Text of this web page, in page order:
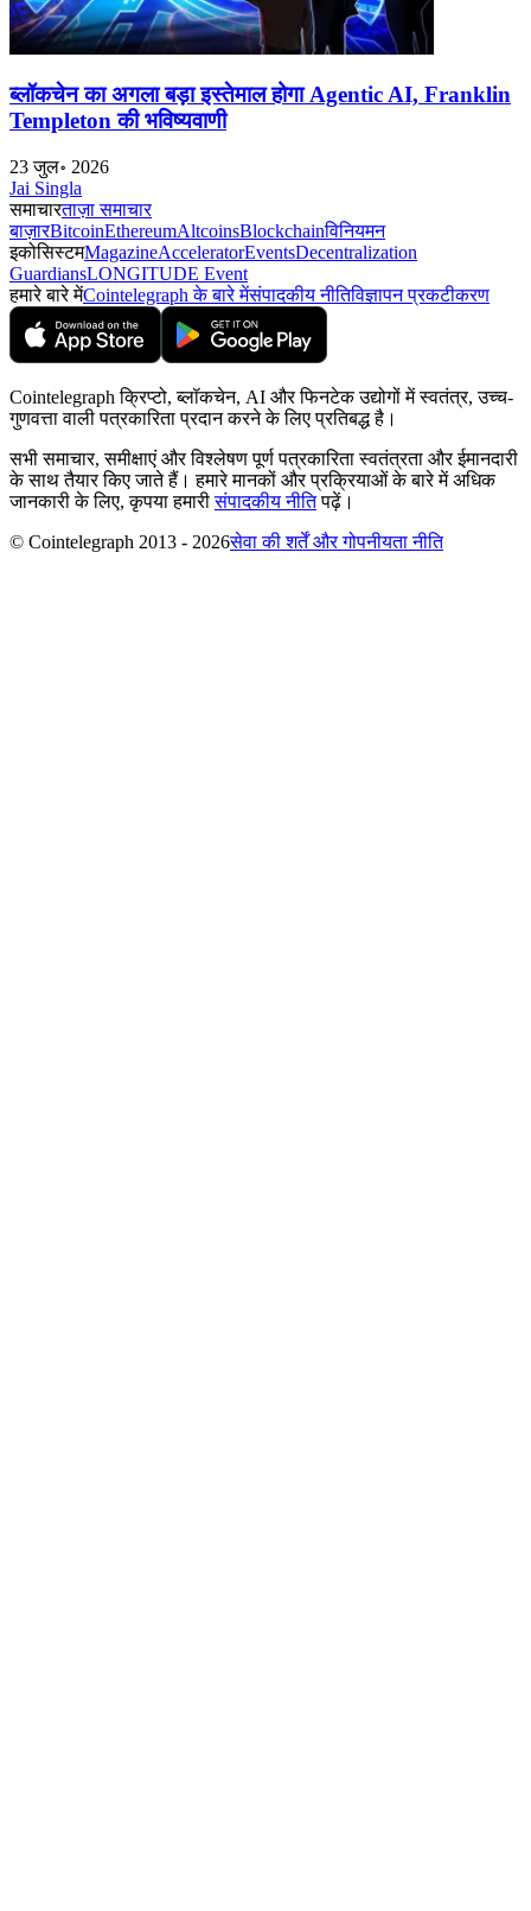
ब्लॉकचेन का अगला बड़ा इस्तेमाल होगा Agentic AI, Franklin
Templeton की भविष्यवाणी
23 जुल॰ 2026
Jai Singla
समाचारताज़ा समाचार
बाज़ारBitcoinEthereumAltcoinsBlockchainविनियमन
इकोसिस्टमMagazineAcceleratorEventsDecentralization
GuardiansLONGITUDE Event
हमारे बारे मेंCointelegraph के बारे मेंसंपादकीय नीतिविज्ञापन प्रकटीकरण
Cointelegraph क्रिप्टो, ब्लॉकचेन, AI और फिनटेक उद्योगों में स्वतंत्र, उच्च-
गुणवत्ता वाली पत्रकारिता प्रदान करने के लिए प्रतिबद्ध है।
सभी समाचार, समीक्षाएं और विश्लेषण पूर्ण पत्रकारिता स्वतंत्रता और ईमानदारी
के साथ तैयार किए जाते हैं। हमारे मानकों और प्रक्रियाओं के बारे में अधिक
जानकारी के लिए, कृपया हमारीसंपादकीय नीतिपढ़ें।
© Cointelegraph 2013 - 2026सेवा की शर्तें और गोपनीयता नीति